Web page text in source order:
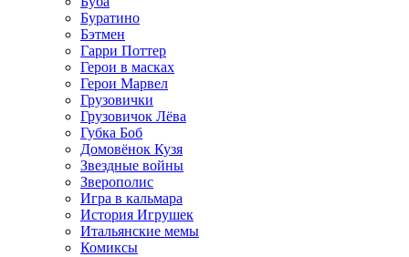
Буратино
Бэтмен
Гарри Поттер
Герои в масках
Герои Марвел
Грузовички
Грузовичок Лёва
Губка Боб
Домовёнок Кузя
Звездные войны
Зверополис
Игра в кальмара
История Игрушек
Итальянские мемы
Комиксы